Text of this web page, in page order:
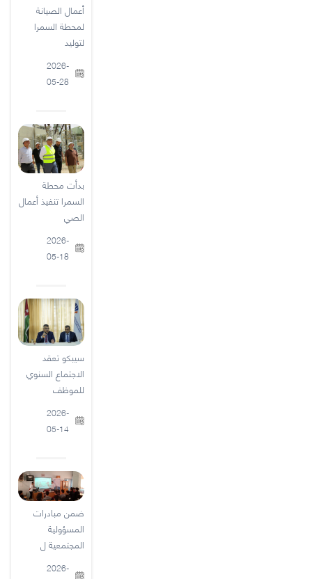
أعمال الصيانة
لمحطة السمرا
لتوليد
2026-
05-28
بدأت محطة
السمرا تنفيذ أعمال
الصي
2026-
05-18
سيبكو تعقد
الاجتماع السنوي
للموظف
2026-
05-14
ضمن مبادرات
المسؤولية
المجتمعية ل
2026-